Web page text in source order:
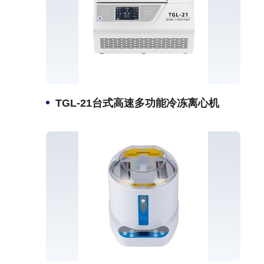
TGL-21台式高速多功能冷冻离心机